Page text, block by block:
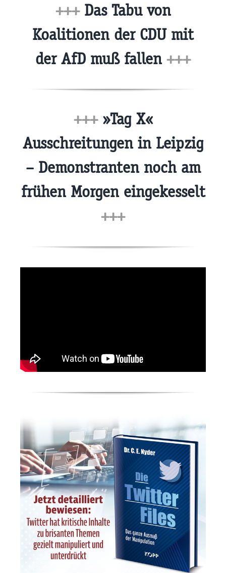
+++Das Tabu von
Koalitionen der CDU mit
der AfD muß fallen +++
+++»Tag X«
Ausschreitungen in Leipzig
– Demonstranten noch am
frühen Morgen eingekesselt
+++